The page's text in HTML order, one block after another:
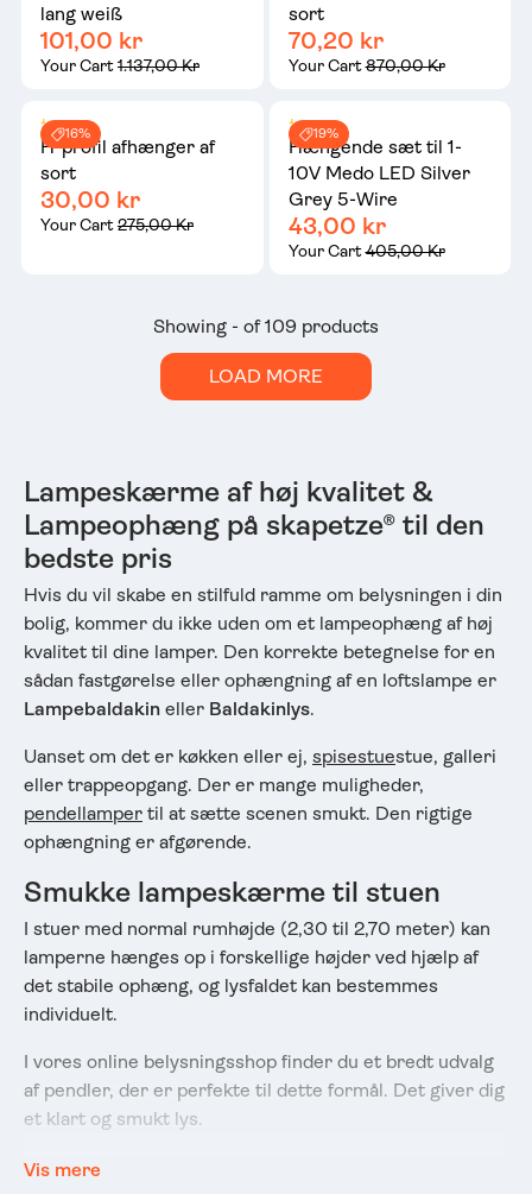
lang weiß
101,00 kr
Your Cart1.137,00 Kr
sort
70,20 kr
Your Cart870,00 Kr
16%
H-profil afhænger af
sort
30,00 kr
Your Cart275,00 Kr
19%
Hængende sæt til 1-
10V Medo LED Silver
Grey 5-Wire
43,00 kr
Your Cart405,00 Kr
Showing - of 109 products
LOAD MORE
Lampeskærme af høj kvalitet &
Lampeophæng på skapetze® til den
bedste pris
Hvis du vil skabe en stilfuld ramme om belysningen i din
bolig, kommer du ikke uden om et lampeophæng af høj
kvalitet til dine lamper. Den korrekte betegnelse for en
sådan fastgørelse eller ophængning af en loftslampe er
Lampebaldakin eller Baldakinlys.
Uanset om det er køkken eller ej, spisestuestue, galleri
eller trappeopgang. Der er mange muligheder,
pendellamper til at sætte scenen smukt. Den rigtige
ophængning er afgørende.
Smukke lampeskærme til stuen
I stuer med normal rumhøjde (2,30 til 2,70 meter) kan
lamperne hænges op i forskellige højder ved hjælp af
det stabile ophæng, og lysfaldet kan bestemmes
individuelt.
I vores online belysningsshop finder du et bredt udvalg
af pendler, der er perfekte til dette formål. Det giver dig
et klart og smukt lys.
Moderne & ekstraordinære
Vis mere